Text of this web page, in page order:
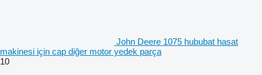
John Deere 1075 hububat hasat
makinesi için cap diğer motor yedek parça
10